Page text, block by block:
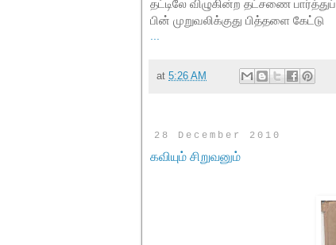
தட்டிலே விழுகின்ற தட்சணை பார்த்துப்
பின் முறுவலிக்குது பித்தளை கேட்டு
at 5:26 AM
28 December 2010
கவியும் சிறுவனும்